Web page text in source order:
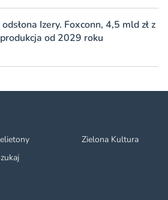
Izery. Foxconn, 4,5 mld zł z
od 2029 roku
Zielona Kultura